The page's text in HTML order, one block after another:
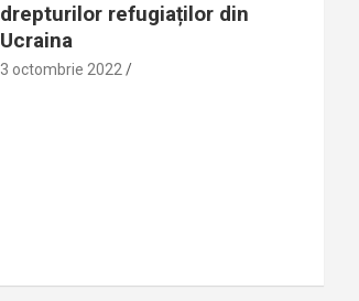
drepturilor refugiaților din
Ucraina
3 octombrie 2022